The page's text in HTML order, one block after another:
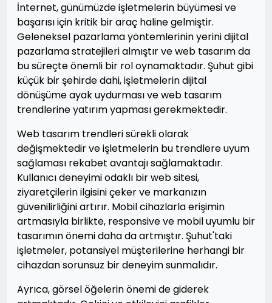
İnternet, günümüzde işletmelerin büyümesi ve
başarısı için kritik bir araç haline gelmiştir.
Geleneksel pazarlama yöntemlerinin yerini dijital
pazarlama stratejileri almıştır ve web tasarım da
bu süreçte önemli bir rol oynamaktadır. Şuhut gibi
küçük bir şehirde dahi, işletmelerin dijital
dönüşüme ayak uydurması ve web tasarım
trendlerine yatırım yapması gerekmektedir.
Web tasarım trendleri sürekli olarak
değişmektedir ve işletmelerin bu trendlere uyum
sağlaması rekabet avantajı sağlamaktadır.
Kullanıcı deneyimi odaklı bir web sitesi,
ziyaretçilerin ilgisini çeker ve markanızın
güvenilirliğini artırır. Mobil cihazlarla erişimin
artmasıyla birlikte, responsive ve mobil uyumlu bir
tasarımın önemi daha da artmıştır. Şuhut'taki
işletmeler, potansiyel müşterilerine herhangi bir
cihazdan sorunsuz bir deneyim sunmalıdır.
Ayrıca, görsel öğelerin önemi de giderek